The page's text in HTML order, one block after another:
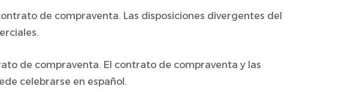
de compraventa. Las disposiciones divergentes del
de compraventa. El contrato de compraventa y las
celebrarse en español.